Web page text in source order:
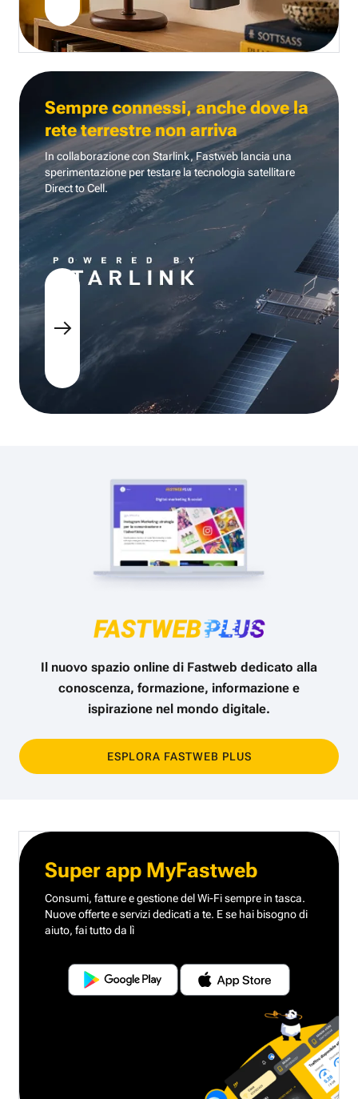
Sempre connessi, anche dove la
rete terrestre non arriva
In collaborazione con Starlink, Fastweb lancia una
sperimentazione per testare la tecnologia satellitare
Direct to Cell.
Il nuovo spazio online di Fastweb dedicato alla
conoscenza, formazione, informazione e
ispirazione nel mondo digitale.
ESPLORA FASTWEB PLUS
Super app MyFastweb
Consumi, fatture e gestione del Wi-Fi sempre in tasca.
Nuove offerte e servizi dedicati a te. E se hai bisogno di
aiuto, fai tutto da lì